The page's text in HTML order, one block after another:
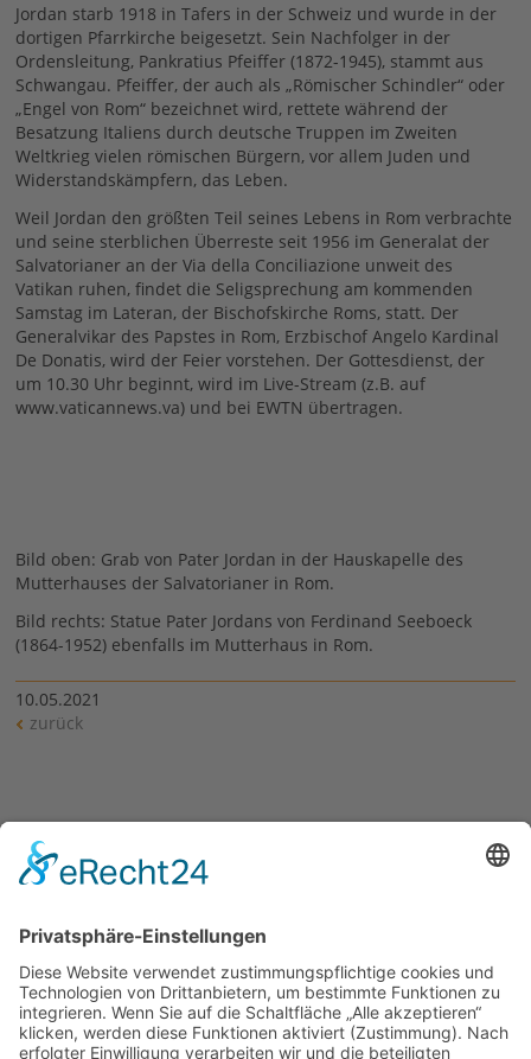
Jordan starb 1918 in Tafers in der Schweiz und wurde in der
dortigen Pfarrkirche beigesetzt. Sein Nachfolger in der
Ordensleitung, Pankratius Pfeiffer (1872-1945), stammt aus
Schwangau. Pfeiffer, der auch als „Römischer Schindler“ oder
„Engel von Rom“ bezeichnet wird, rettete während der
Besatzung Italiens durch deutsche Truppen im Zweiten
Weltkrieg vielen römischen Bürgern, vor allem Juden und
Widerstandskämpfern, das Leben.
Weil Jordan den größten Teil seines Lebens in Rom verbrachte
und seine sterblichen Überreste seit 1956 im Generalat der
Salvatorianer an der Via della Conciliazione unweit des
Vatikan ruhen, findet die Seligsprechung am kommenden
Samstag im Lateran, der Bischofskirche Roms, statt. Der
Generalvikar des Papstes in Rom, Erzbischof Angelo Kardinal
De Donatis, wird der Feier vorstehen. Der Gottesdienst, der
um 10.30 Uhr beginnt, wird im Live-Stream (z.B. auf
www.vaticannews.va) und bei EWTN übertragen.
Bild oben: Grab von Pater Jordan in der Hauskapelle des
Mutterhauses der Salvatorianer in Rom.
Bild rechts: Statue Pater Jordans von Ferdinand Seeboeck
(1864-1952) ebenfalls im Mutterhaus in Rom.
10.05.2021
zurück
Links
Salvatorianer weltweit
Salvatorianerinnen weltweit
Salvatorianer Deutschland